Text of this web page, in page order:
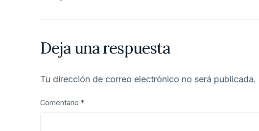
Deja una respuesta
Tu dirección de correo electrónico no será publicada.
Comentario *